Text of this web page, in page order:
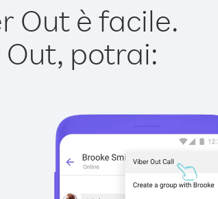
Out è facile.
potrai: